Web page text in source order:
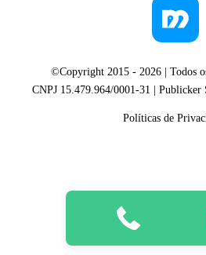
©Copyright 2015 - 2026 | Todos
CNPJ 15.479.964/0001-31 | Publicker
Políticas de